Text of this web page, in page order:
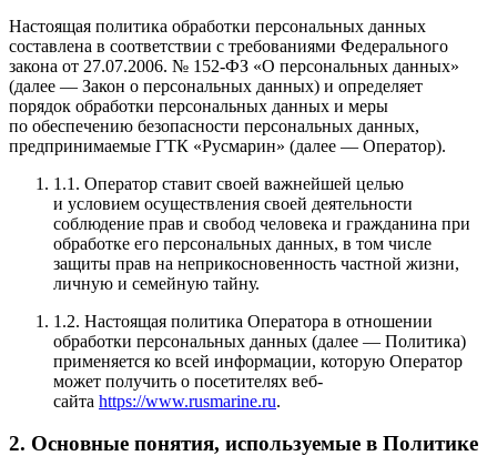
Настоящая политика обработки персональных данных
составлена в соответствии с требованиями Федерального
закона от 27.07.2006. № 152-ФЗ «О персональных данных»
(далее — Закон о персональных данных) и определяет
порядок обработки персональных данных и меры
по обеспечению безопасности персональных данных,
предпринимаемые ГТК «Русмарин» (далее — Оператор).
1.1. Оператор ставит своей важнейшей целью
и условием осуществления своей деятельности
соблюдение прав и свобод человека и гражданина при
обработке его персональных данных, в том числе
защиты прав на неприкосновенность частной жизни,
личную и семейную тайну.
1.2. Настоящая политика Оператора в отношении
обработки персональных данных (далее — Политика)
применяется ко всей информации, которую Оператор
может получить о посетителях веб-
сайта https://www.rusmarine.ru.
2. Основные понятия, используемые в Политике